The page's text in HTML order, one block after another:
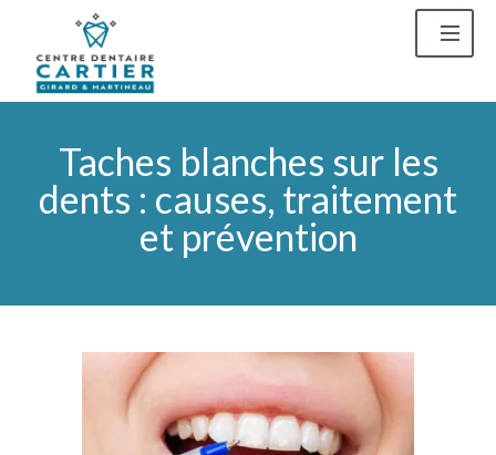
Taches blanches sur les
dents : causes, traitement
et prévention